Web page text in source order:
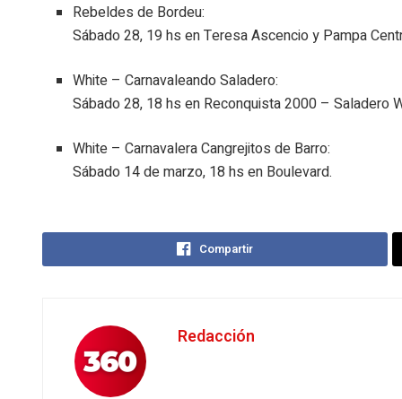
Rebeldes de Bordeu:
Sábado 28, 19 hs en Teresa Ascencio y Pampa
White – Carnavaleando Saladero:
Sábado 28, 18 hs en Reconquista 2000 – Saladero
White – Carnavalera Cangrejitos de Barro:
Sábado 14 de marzo, 18 hs en Boulevard.
Compartir
Redacción